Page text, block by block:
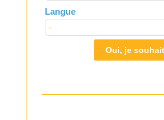
Langue
Oui, je